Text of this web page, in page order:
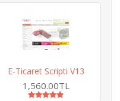
E-Ticaret Scripti V13
1,560.00TL